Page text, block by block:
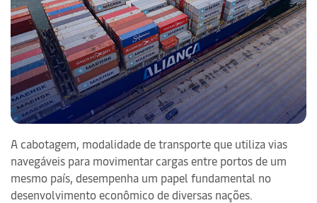
A cabotagem, modalidade de transporte que utiliza vias
navegáveis para movimentar cargas entre portos de um
mesmo país, desempenha um papel fundamental no
desenvolvimento econômico de diversas nações.